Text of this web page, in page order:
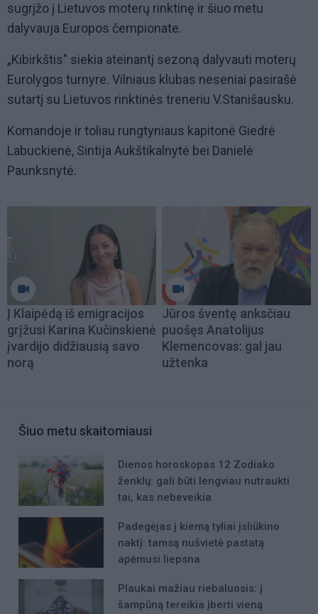
sugrįžo į Lietuvos moterų rinktinę ir šiuo metu
dalyvauja Europos čempionate.
„Kibirkštis" siekia ateinantį sezoną dalyvauti moterų
Eurolygos turnyre. Vilniaus klubas neseniai pasirašė
sutartį su Lietuvos rinktinės treneriu V.Stanišausku.
Komandoje ir toliau rungtyniaus kapitonė Giedrė
Labuckienė, Sintija Aukštikalnytė bei Danielė
Paunksnytė.
Į Klaipėdą iš emigracijos
grįžusi Karina Kučinskienė
įvardijo didžiausią savo
norą
Jūros šventę anksčiau
puošęs Anatolijus
Klemencovas: gal jau
užtenka
Šiuo metu skaitomiausi
Dienos horoskopas 12 Zodiako
ženklų: gali būti lengviau nutraukti
tai, kas nebeveikia
Padegėjas į kiemą tyliai įsliūkino
naktį: tamsą nušvietė pastatą
apėmusi liepsna
Plaukai mažiau riebaluosis: į
šampūną tereikia įberti vieną